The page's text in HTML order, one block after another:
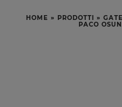
HOME » PRODOTTI »
PACO